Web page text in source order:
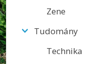
Zene
Tudomány
Technika